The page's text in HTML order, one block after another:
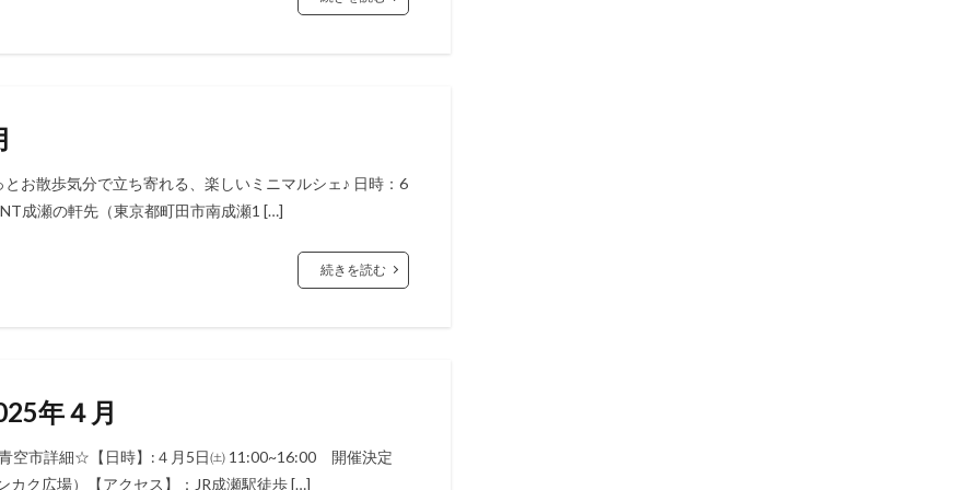
お散歩気分で立ち寄れる、楽しいミニマルシェ♪ 日時：6
成瀬の軒先（東京都町田市南成瀬1 […]
続きを読む
年４月
空市詳細☆【日時】:４月5日㈯ 11:00~16:00 開催決定
ク広場）【アクセス】：JR成瀬駅徒歩 […]